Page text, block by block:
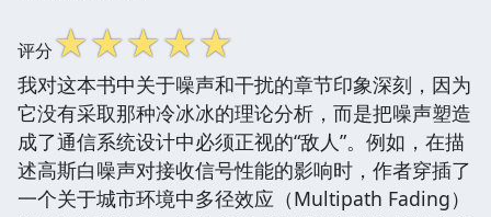
评分☆☆☆☆☆
我对这本书中关于噪声和干扰的章节印象深刻，因为
它没有采取那种冷冰冰的理论分析，而是把噪声塑造
成了通信系统设计中必须正视的“敌人”。例如，在描
述高斯白噪声对接收信号性能的影响时，作者穿插了
一个关于城市环境中多径效应（Multipath Fading）